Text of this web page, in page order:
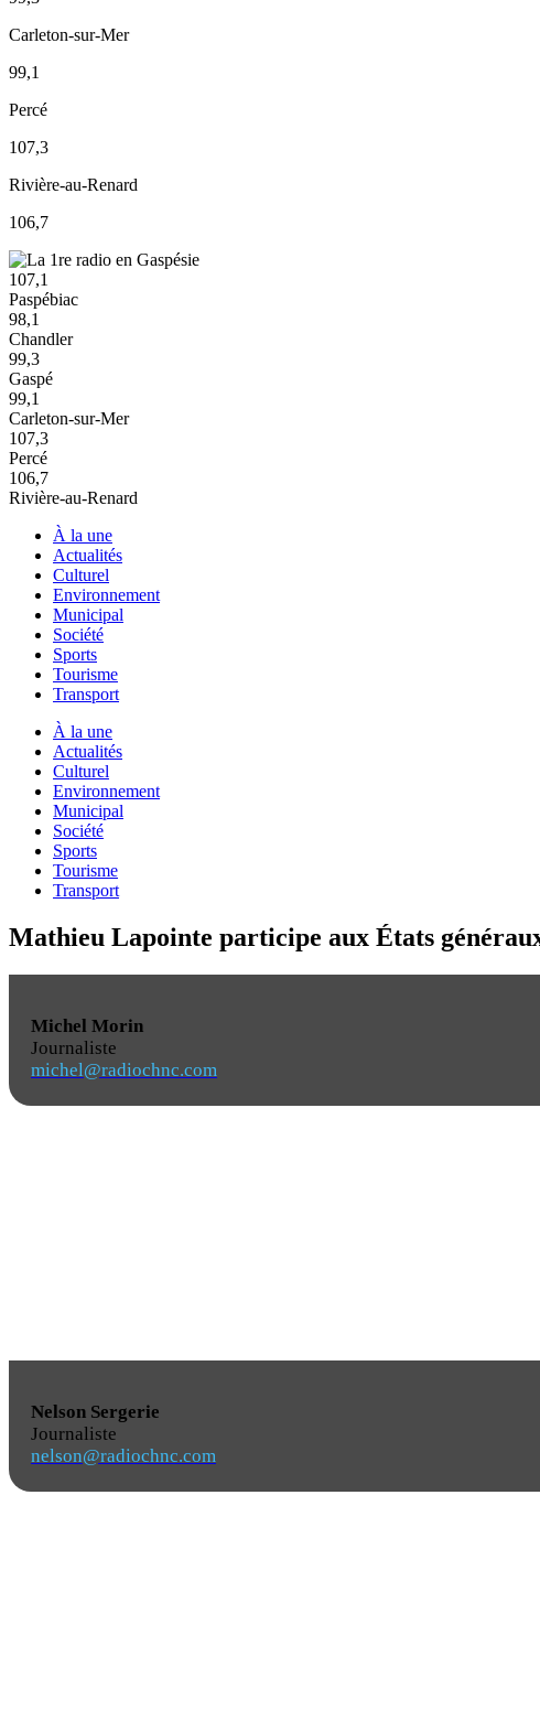
Carleton-sur-Mer
99,1
Percé
107,3
Rivière-au-Renard
106,7
107,1
Paspébiac
98,1
Chandler
99,3
Gaspé
99,1
Carleton-sur-Mer
107,3
Percé
106,7
Rivière-au-Renard
À la une
Actualités
Culturel
Environnement
Municipal
Société
Sports
Tourisme
Transport
À la une
Actualités
Culturel
Environnement
Municipal
Société
Sports
Tourisme
Transport
Mathieu Lapointe participe aux États
Michel Morin
Journaliste
michel@radiochnc.com
Nelson Sergerie
Journaliste
nelson@radiochnc.com